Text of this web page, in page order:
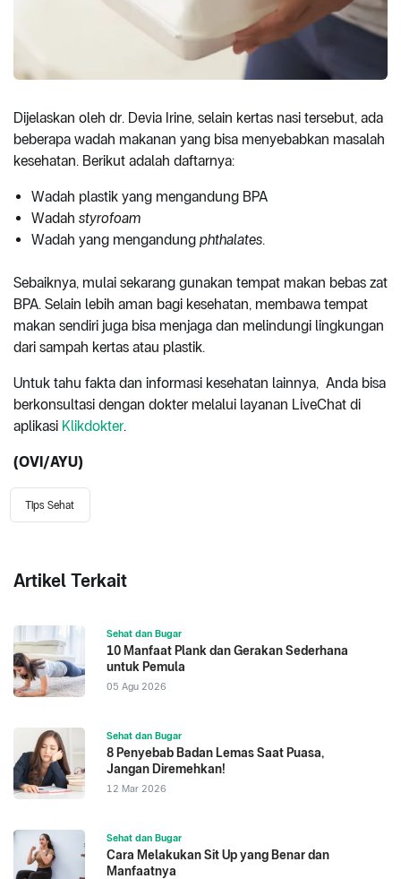
Dijelaskan oleh dr. Devia Irine, selain kertas nasi tersebut, ada
beberapa wadah makanan yang bisa menyebabkan masalah
kesehatan. Berikut adalah daftarnya:
Wadah plastik yang mengandung BPA
Wadah styrofoam
Wadah yang mengandung phthalates.
Sebaiknya, mulai sekarang gunakan tempat makan bebas zat
BPA. Selain lebih aman bagi kesehatan, membawa tempat
makan sendiri juga bisa menjaga dan melindungi lingkungan
dari sampah kertas atau plastik.
Untuk tahu fakta dan informasi kesehatan lainnya, Anda bisa
berkonsultasi dengan dokter melalui layanan LiveChat di
aplikasi Klikdokter.
(OVI/AYU)
Tips Sehat
Artikel Terkait
Sehat dan Bugar
10 Manfaat Plank dan Gerakan Sederhana
untuk Pemula
05 Agu 2026
Sehat dan Bugar
8 Penyebab Badan Lemas Saat Puasa,
Jangan Diremehkan!
12 Mar 2026
Sehat dan Bugar
Cara Melakukan Sit Up yang Benar dan
Manfaatnya